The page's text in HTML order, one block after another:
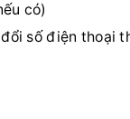
có)
số điện thoại